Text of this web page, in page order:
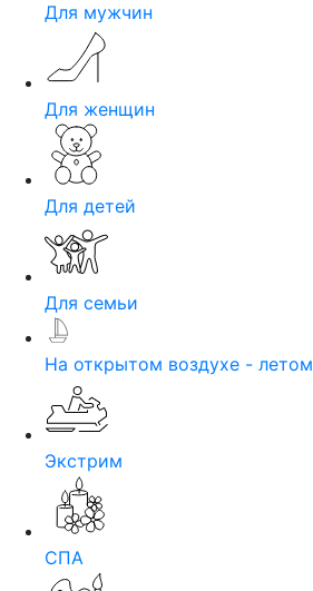
Для мужчин
Для женщин
Для детей
Для семьи
На открытом воздухе - летом
Экстрим
СПА